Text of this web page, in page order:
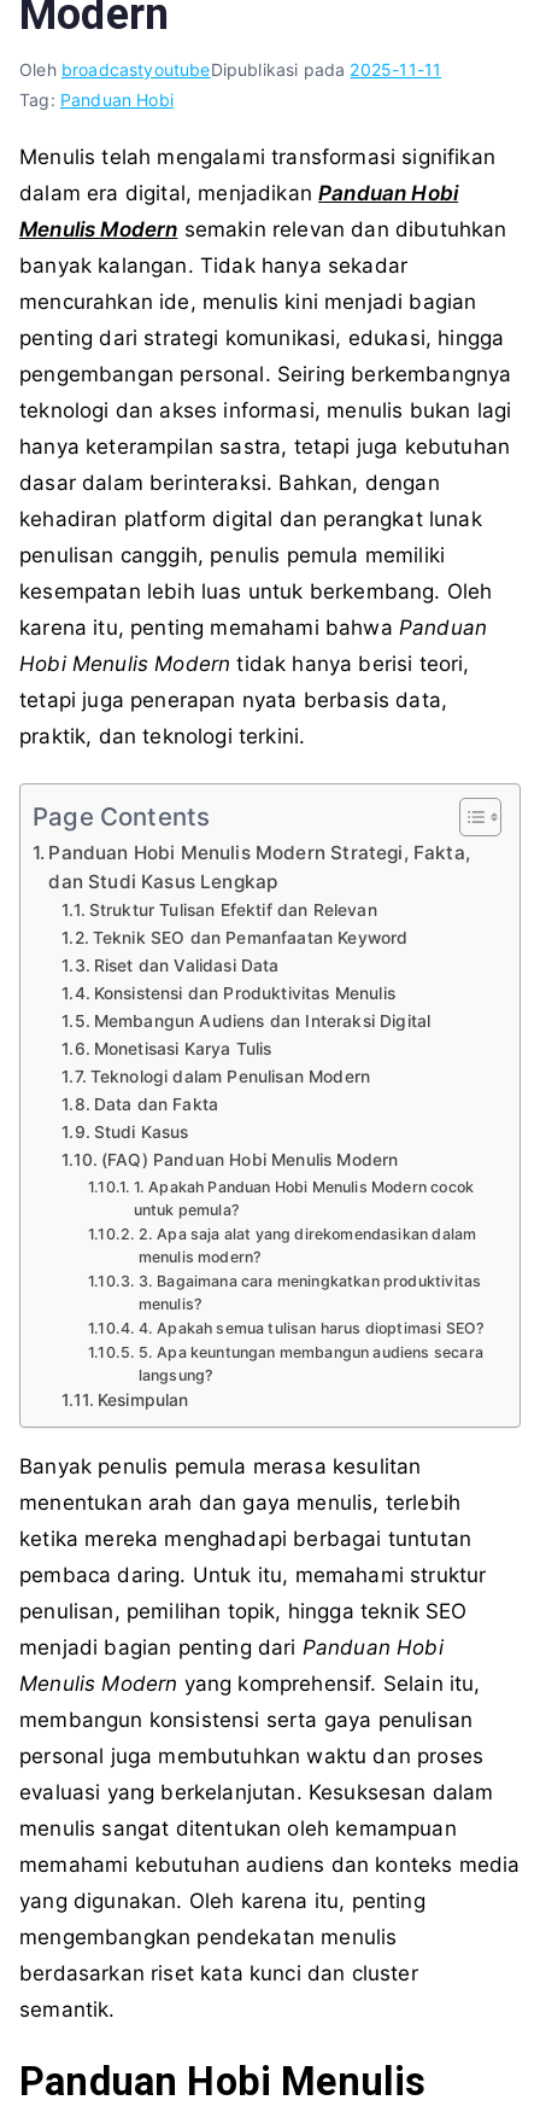
Modern
Oleh broadcastyoutubeDipublikasi pada 2025-11-11
Tag: Panduan Hobi
Menulis telah mengalami transformasi signifikan
dalam era digital, menjadikanPanduan Hobi
Menulis Modern semakin relevan dan dibutuhkan
banyak kalangan. Tidak hanya sekadar
mencurahkan ide, menulis kini menjadi bagian
penting dari strategi komunikasi, edukasi, hingga
pengembangan personal. Seiring berkembangnya
teknologi dan akses informasi, menulis bukan lagi
hanya keterampilan sastra, tetapi juga kebutuhan
dasar dalam berinteraksi. Bahkan, dengan
kehadiran platform digital dan perangkat lunak
penulisan canggih, penulis pemula memiliki
kesempatan lebih luas untuk berkembang. Oleh
karena itu, penting memahami bahwa Panduan
Hobi Menulis Modern tidak hanya berisi teori,
tetapi juga penerapan nyata berbasis data,
praktik, dan teknologi terkini.
Page Contents
Panduan Hobi Menulis Modern Strategi, Fakta,
dan Studi Kasus Lengkap
Struktur Tulisan Efektif dan Relevan
Teknik SEO dan Pemanfaatan Keyword
Riset dan Validasi Data
Konsistensi dan Produktivitas Menulis
Membangun Audiens dan Interaksi Digital
Monetisasi Karya Tulis
Teknologi dalam Penulisan Modern
Data dan Fakta
Studi Kasus
(FAQ) Panduan Hobi Menulis Modern
1. Apakah Panduan Hobi Menulis Modern cocok
untuk pemula?
2. Apa saja alat yang direkomendasikan dalam
menulis modern?
3. Bagaimana cara meningkatkan produktivitas
menulis?
4. Apakah semua tulisan harus dioptimasi SEO?
5. Apa keuntungan membangun audiens secara
langsung?
Kesimpulan
Banyak penulis pemula merasa kesulitan
menentukan arah dan gaya menulis, terlebih
ketika mereka menghadapi berbagai tuntutan
pembaca daring. Untuk itu, memahami struktur
penulisan, pemilihan topik, hingga teknik SEO
menjadi bagian penting dari Panduan Hobi
Menulis Modern yang komprehensif. Selain itu,
membangun konsistensi serta gaya penulisan
personal juga membutuhkan waktu dan proses
evaluasi yang berkelanjutan. Kesuksesan dalam
menulis sangat ditentukan oleh kemampuan
memahami kebutuhan audiens dan konteks media
yang digunakan. Oleh karena itu, penting
mengembangkan pendekatan menulis
berdasarkan riset kata kunci dan cluster
semantik.
Panduan Hobi Menulis